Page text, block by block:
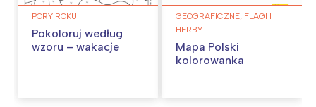
PORY ROKU
Pokoloruj według
wzoru – wakacje
GEOGRAFICZNE, FLAGI I
HERBY
Mapa Polski
kolorowanka